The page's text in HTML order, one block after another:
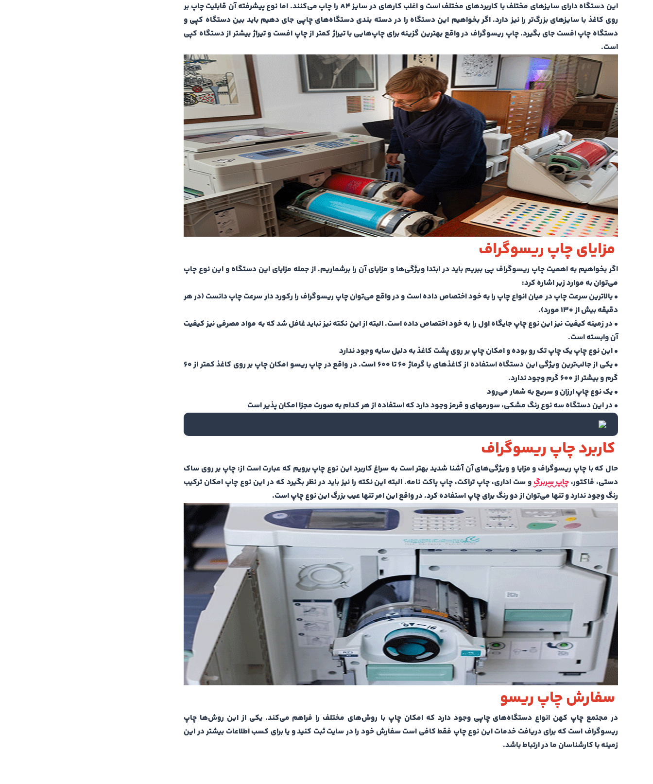
این دستگاه دارای سایزهای مختلف با کاربردهای مختلف است و اغلب کارهای در سایز A4 را چاپ می‌کنند. اما نوع پیشرفته آن قابلیت چاپ بر
روی کاغذ با سایزهای بزرگ‌‌تر را نیز دارد. اگر بخواهیم این دستگاه را در دسته بندی دستگاه‌های چاپی جای دهیم باید بین دستگاه کپی و
دستگاه چاپ افست جای بگیرد. چاپ ریسوگراف در واقع بهترین گزینه برای چاپ‌هایی با تیراژ کمتر از چاپ افست و تیراژ بیشتر از دستگاه کپی
است.
مزایای چاپ ریسوگراف
اگر بخواهیم به اهمیت چاپ ریسوگراف پی ببریم باید در ابتدا ویژگی‌ها و مزایای آن را برشماریم. از جمله مزایای این دستگاه و این نوع چاپ
می‌توان به موارد زیر اشاره کرد:
• بالاترین سرعت چاپ در میان انواع چاپ را به خود اختصاص داده است و در واقع می‌توان چاپ ریسوگراف را رکورد دار سرعت چاپ دانست (در هر
دقیقه بیش از ۱۳۰ مورد).
• در زمینه کیفیت نیز این نوع چاپ جایگاه اول را به خود اختصاص داده است. البته از این نکته نیز نباید غافل شد که به مواد مصرفی نیز کیفیت
آن وابسته است.
• این نوع چاپ یک چاپ تک رو بوده و امکان چاپ بر روی پشت کاغذ به دلیل سایه وجود ندارد
• یکی از جالب‌ترین ویژگی این دستگاه استفاده از کاغذ‌های با گرماژ 60 تا 600 است. در واقع در چاپ ریسو امکان چاپ بر روی کاغذ کمتر از 60
گرم و بیشتر از 600 گرم وجود ندارد.
• یک نوع چاپ ارزان و سریع به شمار می‌رود
• در این دستگاه سه نوع رنگ مشکی، سورمه‎ای و قرمز وجود دارد که استفاده از هر کدام به صورت مجزا امکان پذیر است
کاربرد چاپ ریسوگراف
حال که با چاپ ریسوگراف و مزایا و ویژگی‌های آن آشنا شدید بهتر است به سراغ کاربرد این نوع چاپ برویم که عبارت است از: چاپ بر روی ساک
دستی، فاکتور، چاپ سربرگو ست اداری، چاپ تراکت، چاپ پاکت نامه. البته این نکته را نیز باید در نظر بگیرد که در این نوع چاپ امکان ترکیب
رنگ وجود ندارد و تنها می‌توان از دو رنگ برای چاپ استفاده کرد. در واقع این امر تنها عیب بزرگ این نوع چاپ است.
سفارش چاپ ریسو
در مجتمع چاپ کهن انواع دستگاه‌های چاپی وجود دارد که امکان چاپ با روش‌های مختلف را فراهم می‌کند. یکی از این روش‌ها چاپ
ریسوگراف است که برای دریافت خدمات این نوع چاپ فقط کافی است سفارش خود را در سایت ثبت کنید و یا برای کسب اطلاعات بیشتر در این
زمینه با کارشناسان ما در ارتباط باشد.